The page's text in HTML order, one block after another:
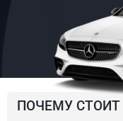
ПОЧЕМУ СТОИТ